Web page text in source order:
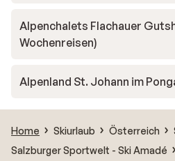
Alpenchalets Flachauer
Wochenreisen)
Alpenland St. Johann im
Home Skiurlaub Österreich
Salzburger Sportwelt - Ski Amadé